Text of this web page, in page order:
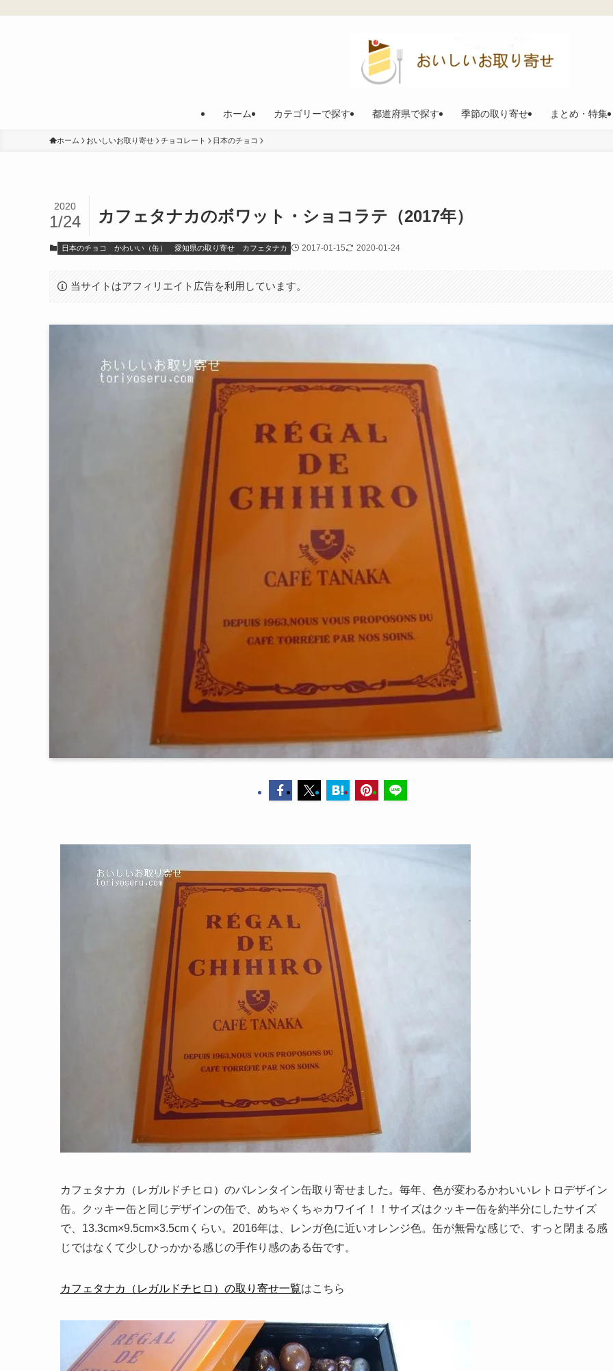
ホーム カテゴリーで探す 都道府県で探す 季節の取り寄せ まとめ・特集
ホーム おいしいお取り寄せ チョコレート 日本のチョコ
カフェタナカのボワット・ショコラテ（2017年）
2020
1/24
日本のチョコ かわいい（缶） 愛知県の取り寄せ カフェタナカ 2017-01-15 2020-01-24
当サイトはアフィリエイト広告を利用しています。
カフェタナカ（レガルドチヒロ）のバレンタイン缶取り寄せました。毎年、色が変わるかわいいレトロデザイン
缶。クッキー缶と同じデザインの缶で、めちゃくちゃカワイイ！！サイズはクッキー缶を約半分にしたサイズ
で、13.3cm×9.5cm×3.5cmくらい。2016年は、レンガ色に近いオレンジ色。缶が無骨な感じで、すっと閉まる感
じではなくて少しひっかかる感じの手作り感のある缶です。
カフェタナカ（レガルドチヒロ）の取り寄せ一覧はこちら